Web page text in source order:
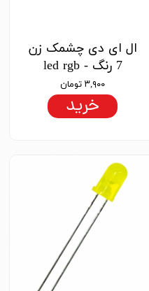
ال ای دی چشمک زن
7 رنگ - led rgb
۳,۹۰۰ تومان
خرید